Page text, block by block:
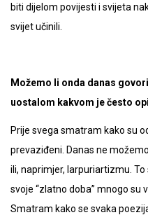
biti dijelom povijesti i svijeta
svijet učinili.
Možemo li onda danas
uostalom kakvom je često
Prije svega smatram kako su
prevaziđeni. Danas ne
ili, naprimjer, larpuriartizmu. To
svoje “zlatno doba” mnogo su
Smatram kako se svaka